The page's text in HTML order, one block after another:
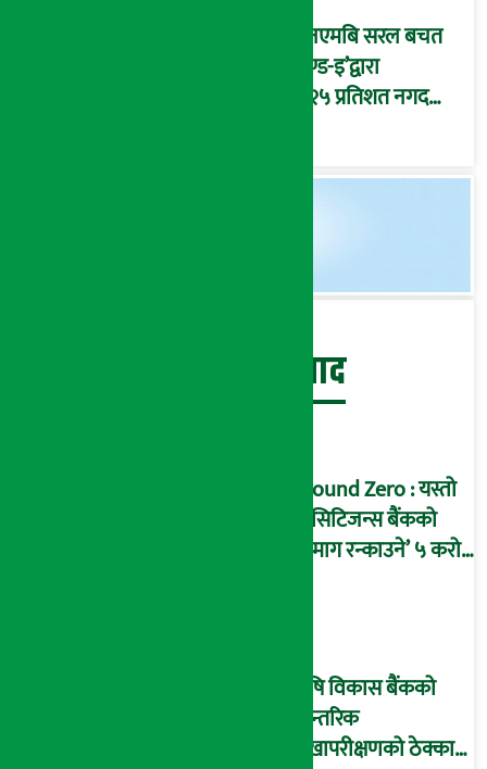
‘एनएमबि सरल बचत
फण्ड-इ’द्वारा
५.२५ प्रतिशत नगद
बेथिति मुर्दाबाद
Ground Zero : यस्तो
छ सिटिजन्स बैंकको
‘दिमाग रन्काउने’ ५ करोड
कृषि विकास बैंकको
आन्तरिक
लेखापरीक्षणको ठेक्का